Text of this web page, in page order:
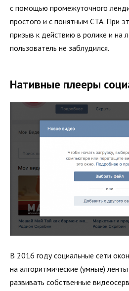
с помощью промежуточного
простого и с понятным CTA. При
призыв к действию в ролике и на
пользователь не заблудился.
Нативные плееры
В 2016 году социальные сети
на алгоритмические (умные)
развивать собственные